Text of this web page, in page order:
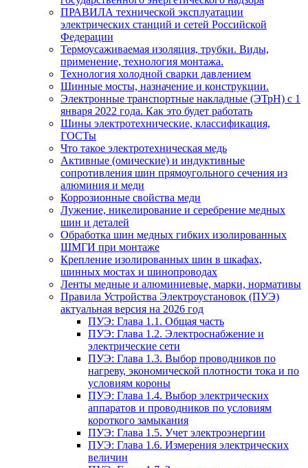
ПРАВИЛА технической эксплуатации
электрических станций и сетей Российской
Федерации
Термоусаживаемая изоляция, трубки. Виды,
применение, технология монтажа.
Технология холодной сварки давлением
Шинные мосты, назначение и конструкции.
Электронные транспортные накладные (ЭТрН) с 1
января 2022 года. Как это будет работать
Шины электротехнические, классификация,
ГОСТы
Что такое электротехническая медь
Активные (омические) и индуктивные
сопротивления шин прямоугольного сечения из
алюминия и меди
Коррозионные свойства меди
Лужение, никелирование и серебрение медных
шин и деталей
Обработка шин медных гибких изолированных
ШМГИ при монтаже
Крепление изолированных шин в шкафах,
шинных мостах и шинопроводах
Ленты медные и алюминиевые, марки, нормативы
Правила Устройства Электроустановок (ПУЭ)
актуальная версия на 2026 год
ПУЭ: Глава 1.1. Общая часть
ПУЭ: Глава 1.2. Электроснабжение и
электрические сети
ПУЭ: Глава 1.3. Выбор проводников по
нагреву, экономической плотности тока и по
условиям короны
ПУЭ: Глава 1.4. Выбор электрических
аппаратов и проводников по условиям
короткого замыкания
ПУЭ: Глава 1.5. Учет электроэнергии
ПУЭ: Глава 1.6. Измерения электрических
величин